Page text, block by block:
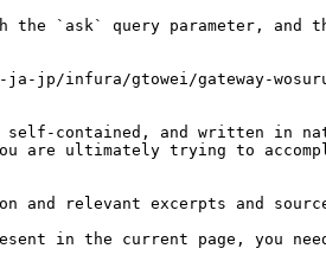
the `ask` query parameter,
jp/infura/gtowei/gateway-
contained, and written in
are ultimately trying to
relevant excerpts and
in the current page,